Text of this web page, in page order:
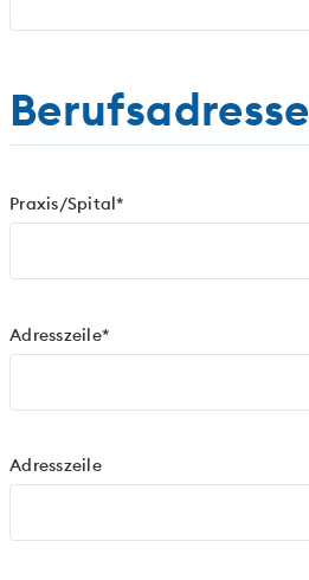
Berufsadresse
Praxis/Spital*
Adresszeile*
Adresszeile